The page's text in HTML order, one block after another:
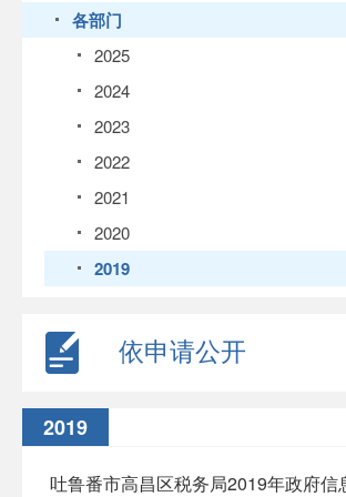
各部门
2025
2024
2023
2022
2021
2020
2019
依申请公开
2019
吐鲁番市高昌区税务局2019年政府信